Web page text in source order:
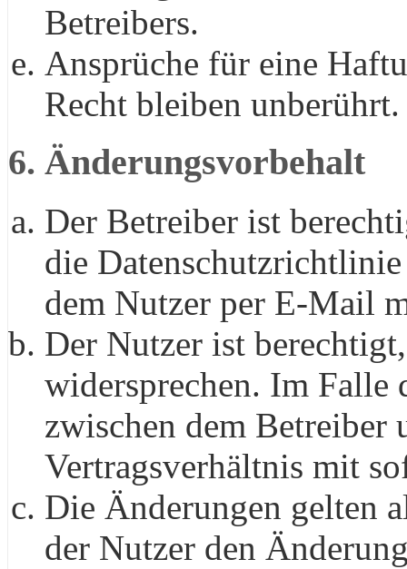
Betreibers.
Ansprüche für eine
Recht bleiben unberührt.
6. Änderungsvorbehalt
Der Betreiber ist
die
dem Nutzer per E-Mail
Der Nutzer ist
widersprechen. Im Falle
zwischen dem Betreiber
Vertragsverhältnis mit
Die Änderungen gelten
der Nutzer den